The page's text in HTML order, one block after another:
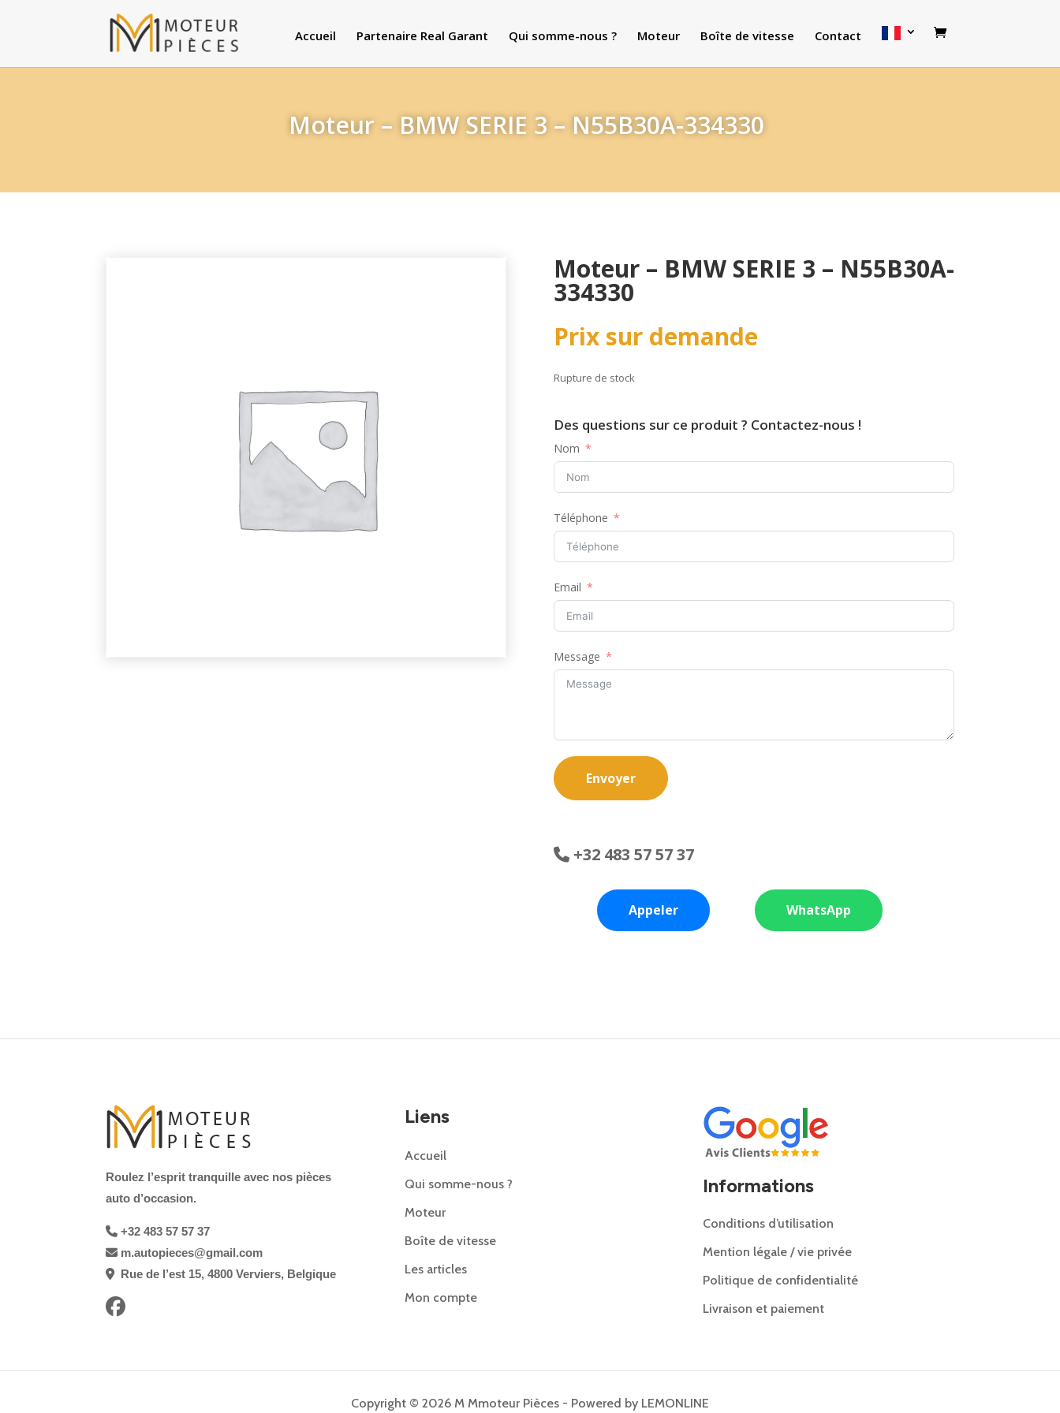
Accueil Partenaire Real Garant Qui somme-nous ? Moteur Boîte de vitesse Contact
Moteur – BMW SERIE 3 – N55B30A-334330
Moteur – BMW SERIE 3 – N55B30A-
334330
Prix sur demande
Rupture de stock
Des questions sur ce produit ? Contactez-nous !
Nom
Téléphone
Email
Message
Envoyer
+32 483 57 57 37
Appeler WhatsApp
Roulez l’esprit tranquille avec nos pièces
auto d’occasion.
+32 483 57 57 37
m.autopieces@gmail.com
Rue de l’est 15, 4800 Verviers, Belgique
Liens
Accueil
Qui somme-nous ?
Moteur
Boîte de vitesse
Les articles
Mon compte
Informations
Conditions d’utilisation
Mention légale / vie privée
Politique de confidentialité
Livraison et paiement
Copyright © 2026 M Mmoteur Pièces - Powered by LEMONLINE